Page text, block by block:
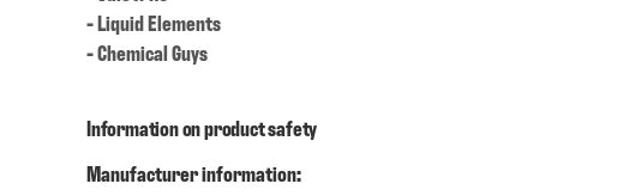
- Liquid Elements
- Chemical Guys
Information on product safety
Manufacturer information: